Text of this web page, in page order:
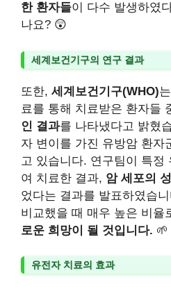
한 환자들이 다수 발생하였
나요? 😲
세계보건기구의 연구 결과
또한, 세계보건기구(WHO)
료를 통해 치료받은 환자들
인 결과를 나타냈다고 밝혔
자 변이를 가진 유방암 환자
고 있습니다. 연구팀이 특정
여 치료한 결과, 암 세포의
었다는 결과를 발표하였습
비교했을 때 매우 높은 비율
로운 희망이 될 것입니다. 🌱
유전자 치료의 효과